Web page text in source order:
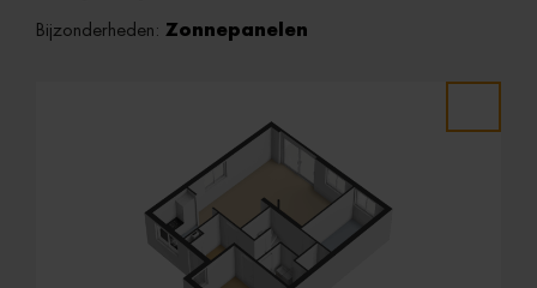
Bijzonderheden: Zonnepanelen